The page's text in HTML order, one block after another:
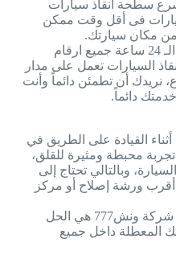
سطحة انقاذ سيارات
فى أقل وقت ممكن
مكان سيارتك.
اتصل بنا في اي وقت على مدار الـ 24 ساعة جميع ارقام
السيارات تعمل على مدار
نريدك أن تطمئن دائماً وأنت
دائماً.
القيادة على الطريق في
محبطة ومثيرة للقلق،
وبالتالي تحتاج إلى
ورشة إصلاح أو مركز
في هذه الحالات، يمكن أن تكون شركة ونش777 هي الحل
المعطلة داخل جميع